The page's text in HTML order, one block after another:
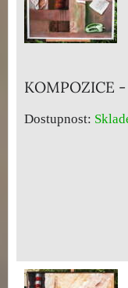
KOMPOZICE
Dostupnost: